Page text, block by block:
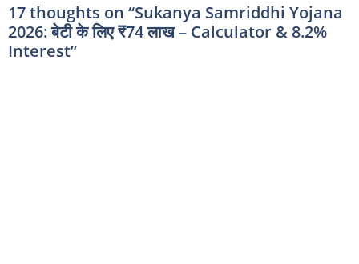
17 thoughts on “Sukanya Samriddhi Yojana
2026: बेटी के लिए ₹74 लाख – Calculator & 8.2%
Interest”